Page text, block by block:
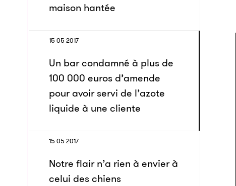
maison hantée
15 05 2017
Un bar condamné à plus de
100 000 euros d’amende
pour avoir servi de l’azote
liquide à une cliente
15 05 2017
Notre flair n’a rien à envier à
celui des chiens